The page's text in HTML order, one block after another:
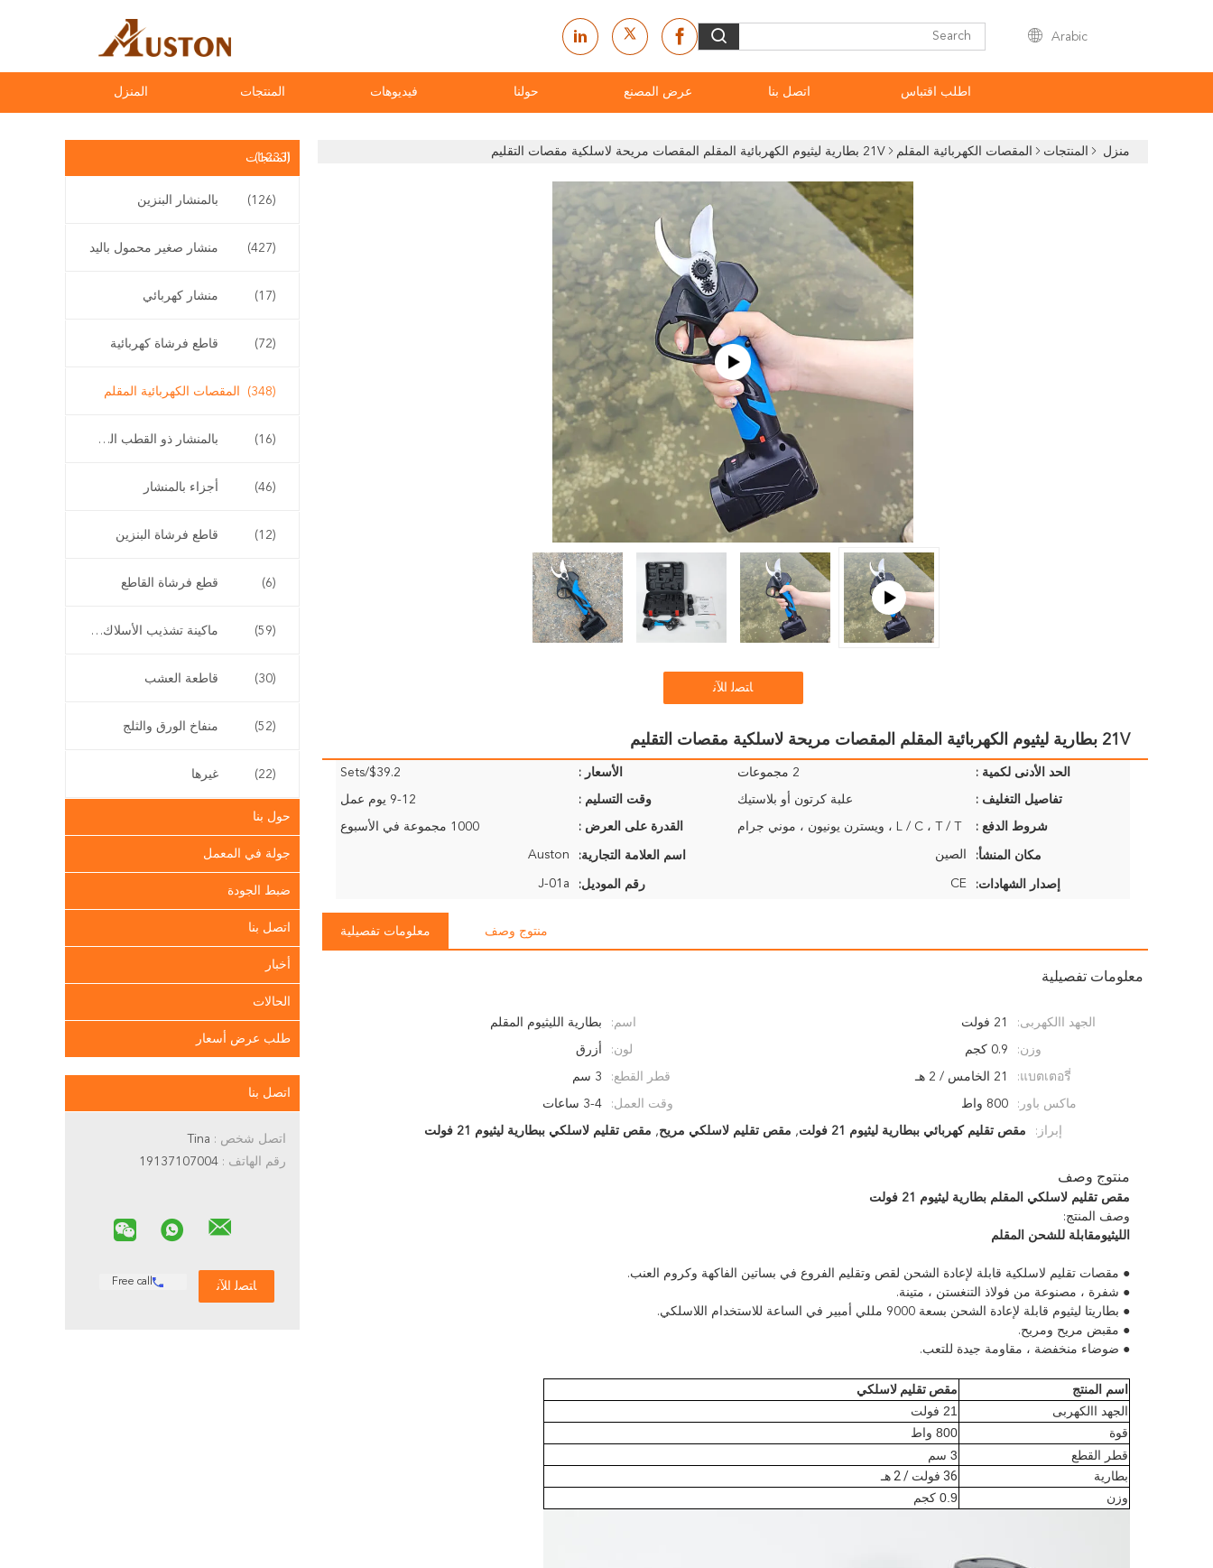
Arabic
المنزل المنتجات فيديوهات حولنا عرض المصنع اتصل بنا اطلب اقتباس
المنتجات(1233)
بالمنشار البنزين (126)
منشار صغير محمول باليد (427)
منشار كهربائي (17)
قاطع فرشاة كهربائية (72)
المقصات الكهربائية المقلم (348)
بالمنشار ذو القطب الطويل (16)
أجزاء بالمنشار (46)
قاطع فرشاة البنزين (12)
قطع فرشاة القاطع (6)
ماكينة تشذيب الأسلاك اللاسلكية (59)
قاطعة العشب (30)
منفاخ الورق والثلج (52)
غيرها (22)
حول بنا
جولة في المعمل
ضبط الجودة
اتصل بنا
أخبار
الحالات
طلب عرض أسعار
اتصل بنا
اتصل شخص :
رقم الهاتف :
Free call
منزل المنتجات المقصات الكهربائية المقلم 21V بطارية ليثيوم الكهربائية المقلم المقصات مريحة لاسلكية مقصات التقليم
ﺎﺘﺼﻟ ﺍﻶﻧ
21V بطارية ليثيوم الكهربائية المقلم المقصات مريحة لاسلكية مقصات التقليم
الحد الأدنى لكمية : 2 مجموعات الأسعار : $39.2/Sets
تفاصيل التغليف : علبة كرتون أو بلاستيك وقت التسليم : 9-12 يوم عمل
شروط الدفع : L / C ، T / T ، ويسترن يونيون ، موني جرام القدرة على العرض : 1000 مجموعة في الأسبوع
مكان المنشأ: الصين اسم العلامة التجارية: Auston
إصدار الشهادات: CE رقم الموديل: J-01a
معلومات تفصيلية منتوج وصف
معلومات تفصيلية
الجهد االكهربى: 21 فولت اسم: بطارية الليثيوم المقلم
وزن: 0.9 كجم لون: أزرق
แบตเตอรี่: 21 الخامس / 2 هـ قطر القطع: 3 سم
ماكس باور: 800 واط وقت العمل: 3-4 ساعات
إبراز: مقص تقليم كهربائي ببطارية ليثيوم 21 فولت , مقص تقليم لاسلكي مريح, مقص تقليم لاسلكي ببطارية ليثيوم 21 فولت
منتوج وصف
مقص تقليم لاسلكي المقلم بطارية ليثيوم 21 فولت
وصف المنتج:
الليثيومقابلة للشحن المقلم
● مقصات تقليم لاسلكية قابلة لإعادة الشحن لقص وتقليم الفروع في بساتين الفاكهة وكروم العنب.
● شفرة ، مصنوعة من فولاذ التنغستن ، متينة.
● بطاريتا ليثيوم قابلة لإعادة الشحن بسعة 9000 مللي أمبير في الساعة للاستخدام اللاسلكي.
● مقبض مريح ومريح.
● ضوضاء منخفضة ، مقاومة جيدة للتعب.
اسم المنتج
مقص تقليم لاسلكي
الجهد االكهربى
21 فولت
قوة
800 واط
قطر القطع 3 سم
بطارية
36 فولت / 2 هـ
وزن
0.9 كجم